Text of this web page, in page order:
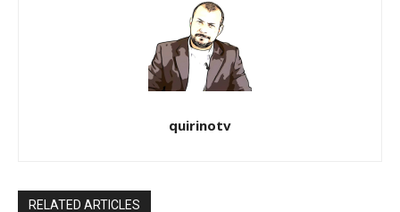
quirinotv
RELATED ARTICLES